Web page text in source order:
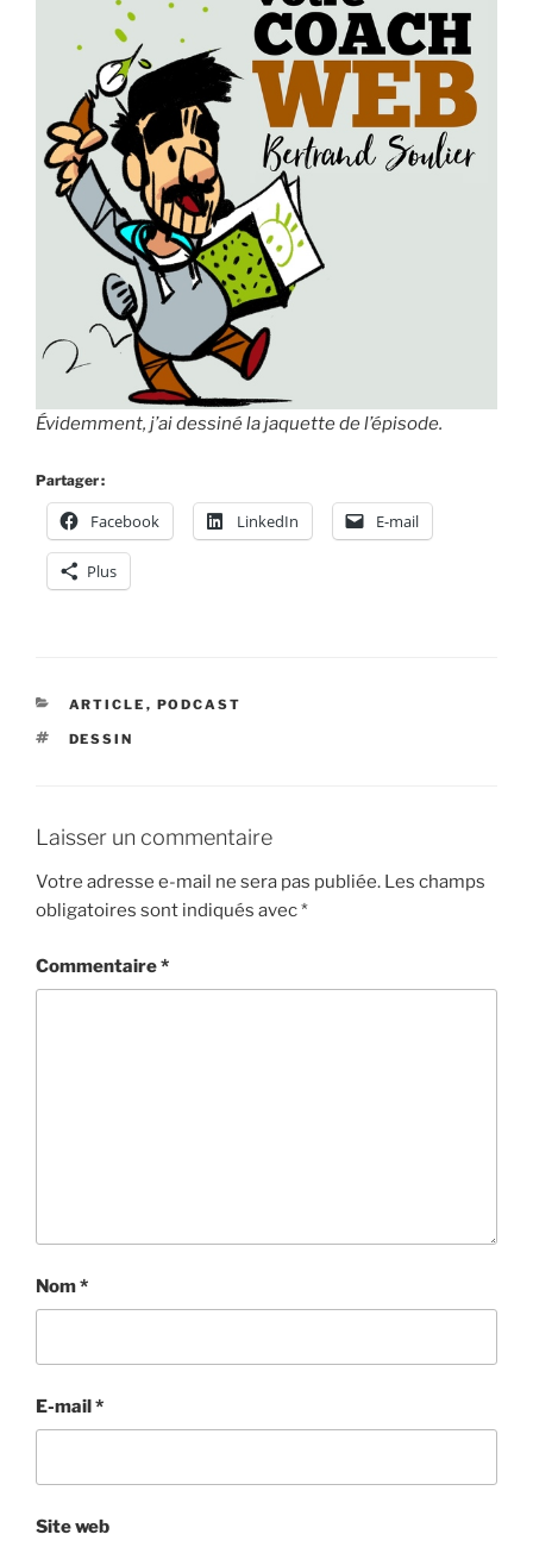
Évidemment, j’ai dessiné la jaquette de l’épisode.
Partager :
Facebook LinkedIn E-mail
Plus
CATÉGORIES
ARTICLE , PODCAST
ÉTIQUETTES
DESSIN
Laisser un commentaire
Votre adresse e-mail ne sera pas publiée. Les champs
obligatoires sont indiqués avec*
Commentaire*
Nom*
E-mail*
Site web